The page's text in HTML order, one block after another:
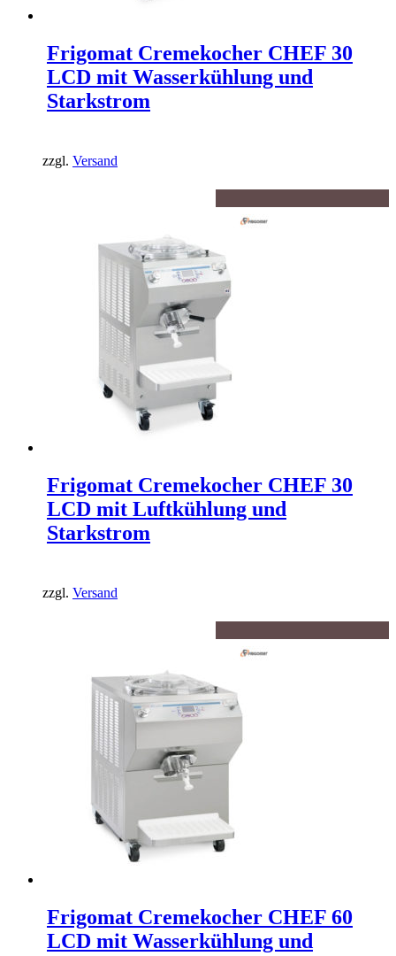
Frigomat Cremekocher CHEF 30
LCD mit Wasserkühlung und
Starkstrom
zzgl. Versand
Frigomat Cremekocher CHEF 30
LCD mit Luftkühlung und
Starkstrom
zzgl. Versand
Frigomat Cremekocher CHEF 60
LCD mit Wasserkühlung und